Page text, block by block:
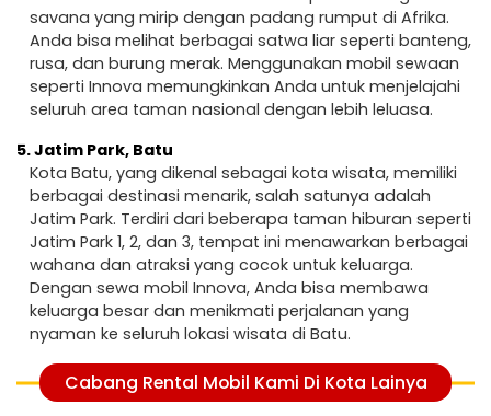
savana yang mirip dengan padang rumput di Afrika.
Anda bisa melihat berbagai satwa liar seperti banteng,
rusa, dan burung merak. Menggunakan mobil sewaan
seperti Innova memungkinkan Anda untuk menjelajahi
seluruh area taman nasional dengan lebih leluasa.
5.Jatim Park, Batu
Kota Batu, yang dikenal sebagai kota wisata, memiliki
berbagai destinasi menarik, salah satunya adalah
Jatim Park. Terdiri dari beberapa taman hiburan seperti
Jatim Park 1, 2, dan 3, tempat ini menawarkan berbagai
wahana dan atraksi yang cocok untuk keluarga.
Dengan sewa mobil Innova, Anda bisa membawa
keluarga besar dan menikmati perjalanan yang
nyaman ke seluruh lokasi wisata di Batu.
Cabang Rental Mobil Kami Di Kota Lainya